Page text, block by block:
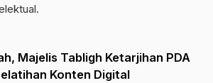
Majelis Tabligh Ketarjihan PDA
Konten Digital